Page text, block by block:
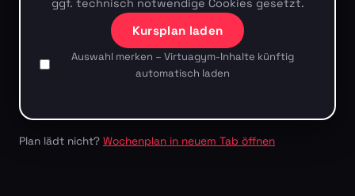
ggf. technisch notwendige Cookies gesetzt.
Kursplan laden
Auswahl merken – Virtuagym-Inhalte künftig
automatisch laden
Plan lädt nicht? Wochenplan in neuem Tab öffnen